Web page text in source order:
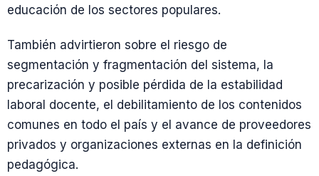
educación de los sectores populares.
También advirtieron sobre el riesgo de
segmentación y fragmentación del sistema, la
precarización y posible pérdida de la estabilidad
laboral docente, el debilitamiento de los contenidos
comunes en todo el país y el avance de proveedores
privados y organizaciones externas en la definición
pedagógica.